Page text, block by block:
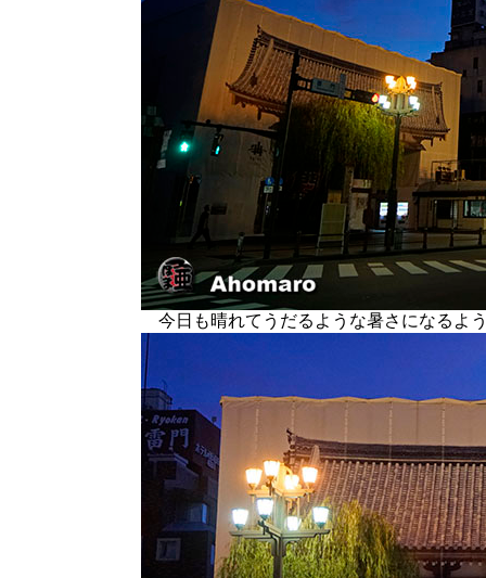
今日も晴れてうだるような暑さになるよ